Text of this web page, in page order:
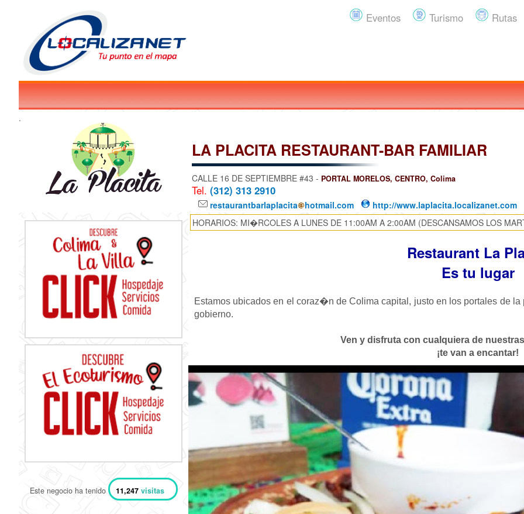
Rutas
Turismo
Eventos
.
LA PLACITA RESTAURANT-BAR FAMILIAR
CALLE 16 DE SEPTIEMBRE #43 - PORTAL MORELOS, CENTRO, Colima
Tel. (312) 313 2910
restaurantbarlaplacita hotmail.com http://www.laplacita.localizanet.com
Este negocio ha tenido 11,247visitas
HORARIOS: MI�RCOLES A LUNES DE 11:00AM A 2:00AM (DESCANSAMOS LOS
Restaurant La
Es tu lugar
Estamos ubicados en el coraz�n de Colima capital, justo en los portales de
gobierno.
Ven y disfruta con cualquiera de
¡te van a encantar!